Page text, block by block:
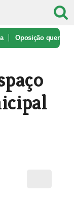
Oposição quer